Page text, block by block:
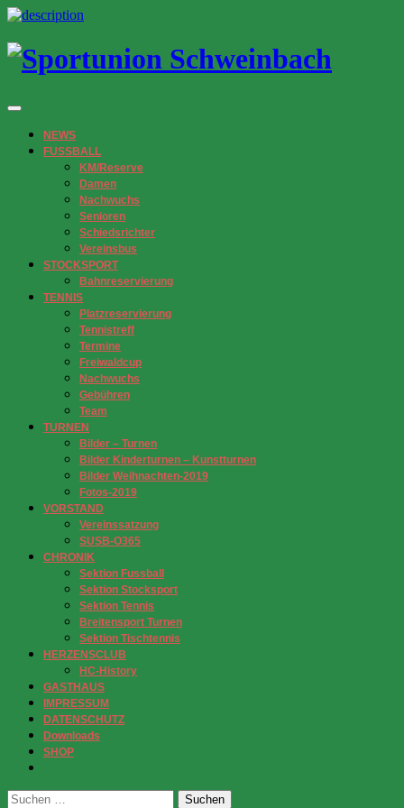
NEWS
FUSSBALL
KM/Reserve
Damen
Nachwuchs
Senioren
Schiedsrichter
Vereinsbus
STOCKSPORT
Bahnreservierung
TENNIS
Platzreservierung
Tennistreff
Termine
Freiwaldcup
Nachwuchs
Gebühren
Team
TURNEN
Bilder – Turnen
Bilder Kinderturnen – Kunstturnen
Bilder Weihnachten-2019
Fotos-2019
VORSTAND
Vereinssatzung
SUSB-O365
CHRONIK
Sektion Fussball
Sektion Stocksport
Sektion Tennis
Breitensport Turnen
Sektion Tischtennis
HERZENSCLUB
HC-History
GASTHAUS
IMPRESSUM
DATENSCHUTZ
Downloads
SHOP
Suchen